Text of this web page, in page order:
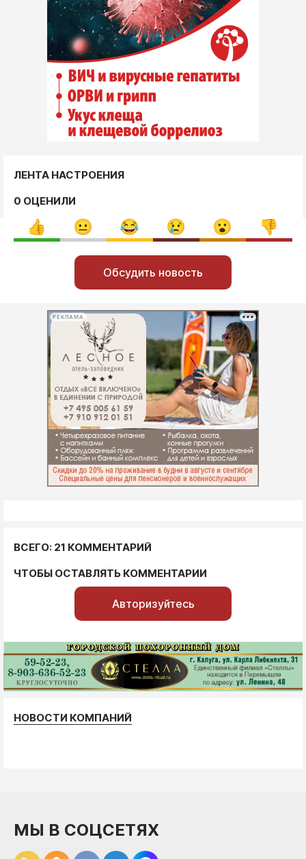
ЛЕНТА НАСТРОЕНИЯ
0 ОЦЕНИЛИ
Обсудить новость
РЕКЛАМА
ВСЕГО: 21 КОММЕНТАРИЙ
ЧТОБЫ ОСТАВЛЯТЬ КОММЕНТАРИИ
Авторизуйтесь
НОВОСТИ КОМПАНИЙ
МЫ В СОЦСЕТЯХ